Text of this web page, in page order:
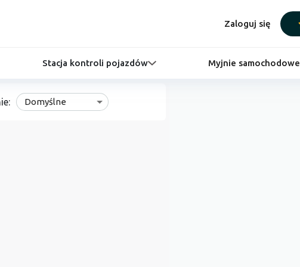
Zaloguj się
Stacja kontroli pojazdów Myjnie samochodowe
Domyślne